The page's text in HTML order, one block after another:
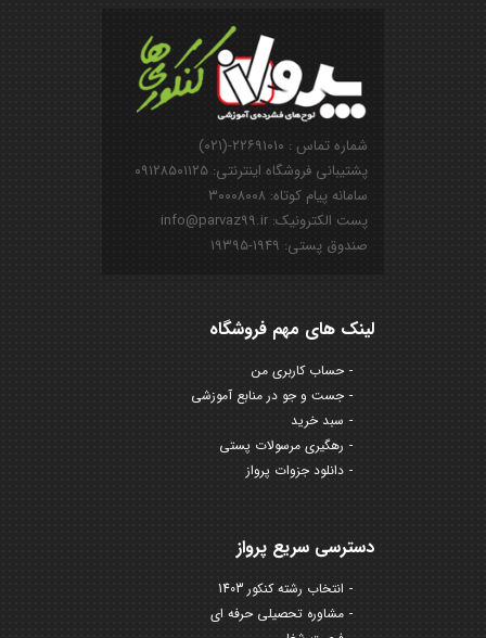
شماره تماس : ۲۲۶۹۱۰۱۰-(۰۲۱)
پشتیبانی فروشگاه اینترنتی: ۰۹۱۲۸۵۰۱۱۲۵
سامانه پیام کوتاه: ۳۰۰۰۸۰۰۸
پست الکترونیک: info@parvaz99.ir
صندوق پستی: ۱۹۴۹-۱۹۳۹۵
لینک های مهم فروشگاه
حساب کاربری من
جست و جو در منابع آموزشی
سبد خرید
رهگیری مرسولات پستی
دانلود جزوات پرواز
دسترسی سریع پرواز
انتخاب رشته کنکور 1403
مشاوره تحصیلی حرفه ای